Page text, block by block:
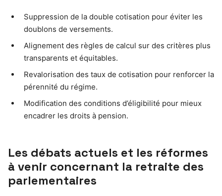
Suppression de la double cotisation pour éviter les
doublons de versements.
Alignement des règles de calcul sur des critères plus
transparents et équitables.
Revalorisation des taux de cotisation pour renforcer la
pérennité du régime.
Modification des conditions d’éligibilité pour mieux
encadrer les droits à pension.
Les débats actuels et les réformes
à venir concernant la retraite des
parlementaires